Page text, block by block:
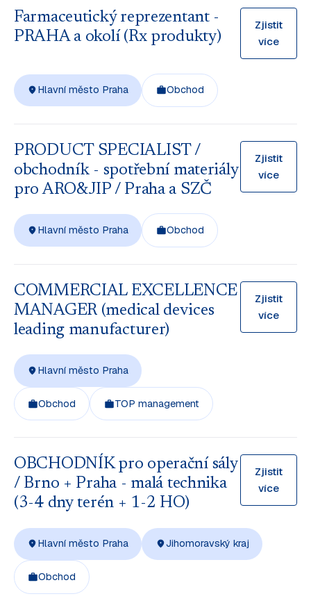
Farmaceutický reprezentant -
PRAHA a okolí (Rx produkty)
Zjistit
více
Hlavní město Praha Obchod
PRODUCT SPECIALIST /
obchodník - spotřební materiály
pro ARO&JIP / Praha a SZČ
Zjistit
více
Hlavní město Praha Obchod
COMMERCIAL EXCELLENCE
MANAGER (medical devices
leading manufacturer)
Zjistit
více
Hlavní město Praha
Obchod TOP management
OBCHODNÍK pro operační sály
/ Brno + Praha - malá technika
(3-4 dny terén + 1-2 HO)
Zjistit
více
Hlavní město Praha Jihomoravský kraj
Obchod